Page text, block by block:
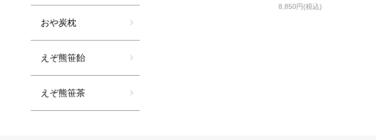
8,850円(税込)
おや炭枕
えぞ熊笹飴
えぞ熊笹茶